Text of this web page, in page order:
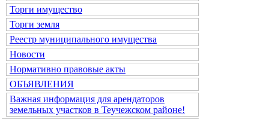
Торги имущество
Торги земля
Реестр муниципального имущества
Новости
Нормативно правовые акты
ОБЪЯВЛЕНИЯ
Важная информация для арендаторов
земельных участков в Теучежском районе!